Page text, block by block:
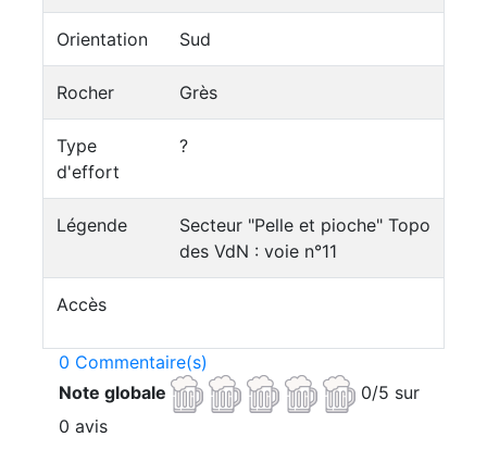
Orientation Sud
Rocher Grès
Type
d'effort
?
Légende
Secteur "Pelle et pioche" Topo
des VdN : voie n°11
Accès
0 Commentaire(s)
Note globale
0/5 sur
0 avis